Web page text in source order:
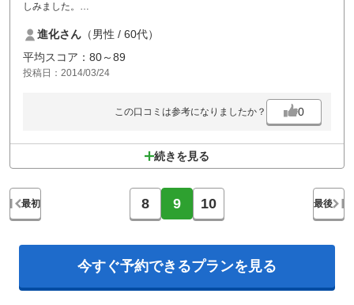
しみました。
攻めと守りを明確にしてプレーしないと良いスコアは出ないコース、何
時も楽しんでいます。
霧を想定して T/Gに打ち出しの方向を示すプレートが設置されていた
考になったと言ってました。
以上
進化さん （男性 / 60代）
平均スコア：80～89
投稿日：2014/03/24
この口コミは参考になりましたか？ 0
続きを見る
最初 8 9 10 最後
今すぐ予約できるプランを見る